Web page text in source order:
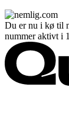
Du er nu i kø til
nummer aktivt i